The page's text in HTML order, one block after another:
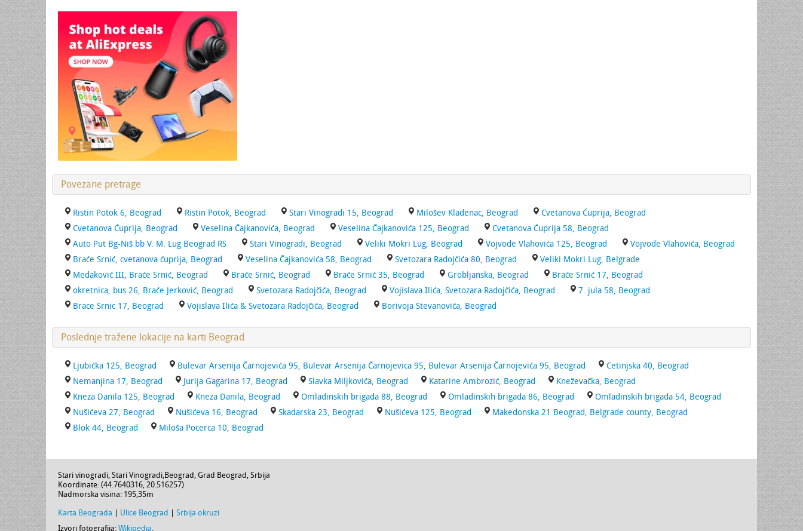
Povezane pretrage
Ristin Potok 6, Beograd Ristin Potok, Beograd Stari Vinogradi 15, Beograd Milošev Kladenac, Beograd
Cvetanova Ćuprija, Beograd
Cvetanova Ćuprija, Beograd
Veselina Čajkanovića, Beograd Veselina Čajkanovića 125, Beograd
Cvetanova Ćuprija 58, Beograd
Auto Put Bg-Niš bb V. M. Lug Beograd RS
Stari Vinogradi, Beograd Veliki Mokri Lug, Beograd Vojvode Vlahovića 125, Beograd
Vojvode Vlahovića, Beograd
Braće Srnić, cvetanova ćuprija, Beograd
Veselina Čajkanovića 58, Beograd Svetozara Radojčića 80, Beograd
Veliki Mokri Lug, Belgrade
Medaković III, Braće Srnić, Beograd
Braće Srnić, Beograd Braće Srnić 35, Beograd Grobljanska, Beograd
Braće Srnić 17, Beograd
okretnica, bus 26, Braće Jerković, Beograd
Svetozara Radojčića, Beograd Vojislava Ilića, Svetozara Radojčića, Beograd
7. jula 58, Beograd
Brace Srnic 17, Beograd
Vojislava Ilića & Svetozara Radojčića, Beograd Borivoja Stevanovića, Beograd
Poslednje tražene lokacije na karti Beograd
Ljubićka 125, Beograd Bulevar Arsenija Čarnojevića 95, Bulevar Arsenija Čarnojevica 95, Bulevar Arsenija Čarnojevića 95, Beograd
Cetinjska 40, Beograd
Nemanjina 17, Beograd
Jurija Gagarina 17, Beograd Slavka Miljkovića, Beograd Katarine Ambrozić, Beograd
Kneževačka, Beograd
Kneza Danila 125, Beograd
Kneza Danila, Beograd Omladinskih brigada 88, Beograd Omladinskih brigada 86, Beograd
Omladinskih brigada 54, Beograd
Nušićeva 27, Beograd
Nušićeva 16, Beograd Skadarska 23, Beograd Nušićeva 125, Beograd
Makedonska 21 Beograd, Belgrade county, Beograd
Blok 44, Beograd
Miloša Pocerca 10, Beograd
Stari vinogradi, Stari Vinogradi,Beograd, Grad Beograd, Srbija
Koordinate: (44.7640316, 20.516257)
Nadmorska visina: 195,35m
Karta Beograda Ulice Beograd
Srbija okruzi
Izvori fotografija: Wikipedia.